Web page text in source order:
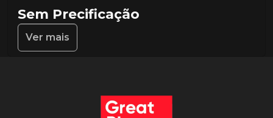
Sem Precificação
Ver mais